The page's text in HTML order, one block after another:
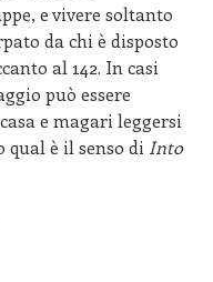
e vivere soltanto
da chi è disposto
al 142. In casi
può essere
e magari leggersi
è il senso di Into